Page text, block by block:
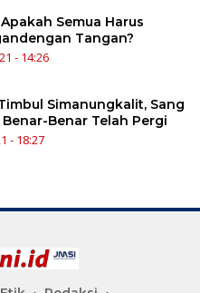
Semua Harus
Tangan?
- 14:26
Simanungkalit, Sang
Benar Telah Pergi
- 18:27